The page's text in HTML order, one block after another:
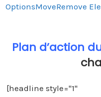
OptionsMoveRemove
Plan d’action